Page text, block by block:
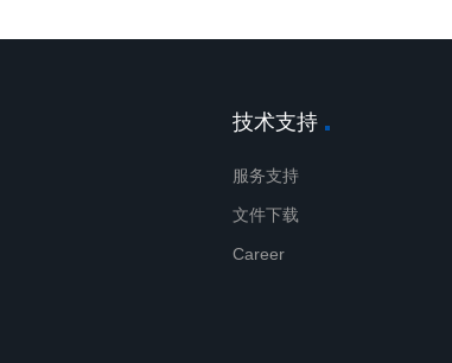
技术支持
服务支持
文件下载
Career